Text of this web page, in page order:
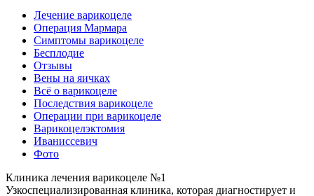
Лечение варикоцеле
Операция Мармара
Симптомы варикоцеле
Бесплодие
Отзывы
Вены на яичках
Всё о варикоцеле
Последствия варикоцеле
Операции при варикоцеле
Варикоцелэктомия
Иваниссевич
Фото
Клиника лечения варикоцеле №1
Узкоспециализированная клиника, которая диагностирует и